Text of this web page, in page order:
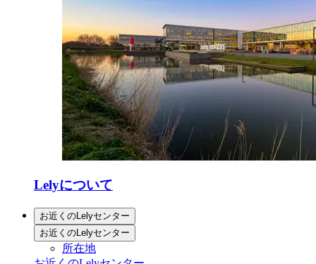
Lelyについて
お近くのLelyセンター
お近くのLelyセンター
所在地